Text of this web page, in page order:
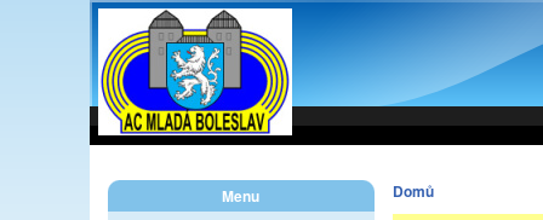
Menu Domů